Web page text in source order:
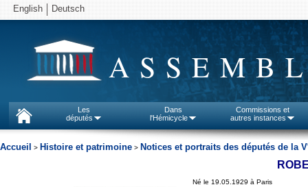
English Deutsch
Les
députés
Dans
l'Hémicycle
Commissions et
autres instances
Accueil > Histoire et patrimoine > Notices et portraits des députés de la V
Né le 19.05.1929 à Paris